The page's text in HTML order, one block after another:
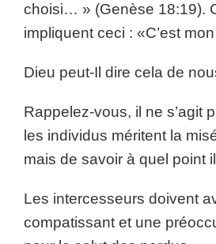
choisi… » (Genèse 18:19).
impliquent ceci : «C’est
Dieu peut-Il dire cela de
Rappelez-vous, il ne s’agit
les individus méritent la
mais de savoir à quel point
Les intercesseurs doivent
compatissant et une